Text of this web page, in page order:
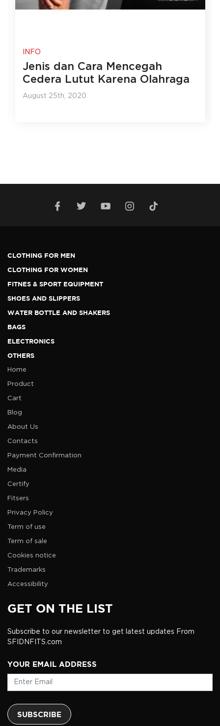
INFO
Jenis dan Cara Mencegah
Cedera Lutut Karena Olahraga
August 25th, 2020
CLOTHING FOR MEN
CLOTHING FOR WOMEN
FITNES & SPORT EQUIPMENT
SHOES AND SLIPPERS
WATER BOTTLE AND SHAKERS
BAGS
ELECTRONICS
OTHERS
Home
Product
Cart
Blog
About Us
Contacts
Payment Confirmation
Media
Certify
Fitsers
Privacy Policy
Term of use
Term of sale
Cookies notice
Trademarks
Accessibility
GET ON THE LIST
Subscribe to our newsletter to get latest updates From
SFIDNFITS.com
YOUR EMAIL ADDRESS
SUBSCRIBE